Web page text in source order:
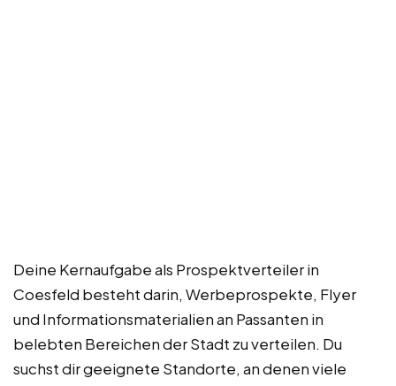
Deine Kernaufgabe als Prospektverteiler in
Coesfeld besteht darin, Werbeprospekte, Flyer
und Informationsmaterialien an Passanten in
belebten Bereichen der Stadt zu verteilen. Du
suchst dir geeignete Standorte, an denen viele